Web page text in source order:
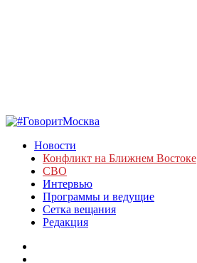
Новости
Конфликт на Ближнем Востоке
СВО
Интервью
Программы и ведущие
Сетка вещания
Редакция